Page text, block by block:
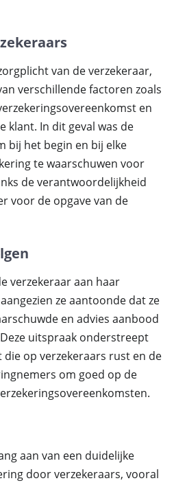
van de verzekeraar,
verschillende factoren zoals
en
klant. In dit geval was de
bij het begin en bij elke
te waarschuwen voor
de verantwoordelijkheid
voor de opgave van de
verzekeraar aan haar
ze aantoonde dat ze
en advies aanbood
uitspraak onderstreept
op verzekeraars rust en de
om goed op de
aan van een duidelijke
door verzekeraars, vooral